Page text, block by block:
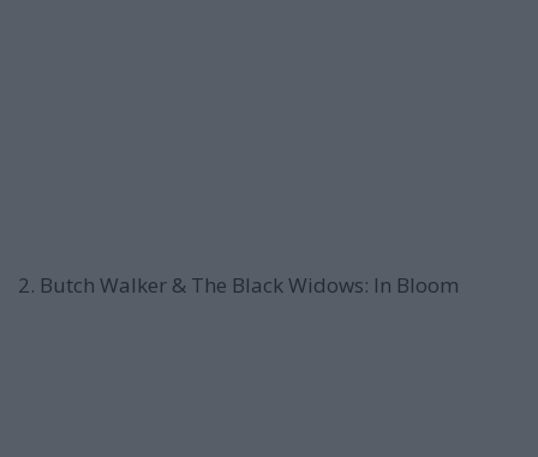
2. Butch Walker & The Black Widows: In Bloom